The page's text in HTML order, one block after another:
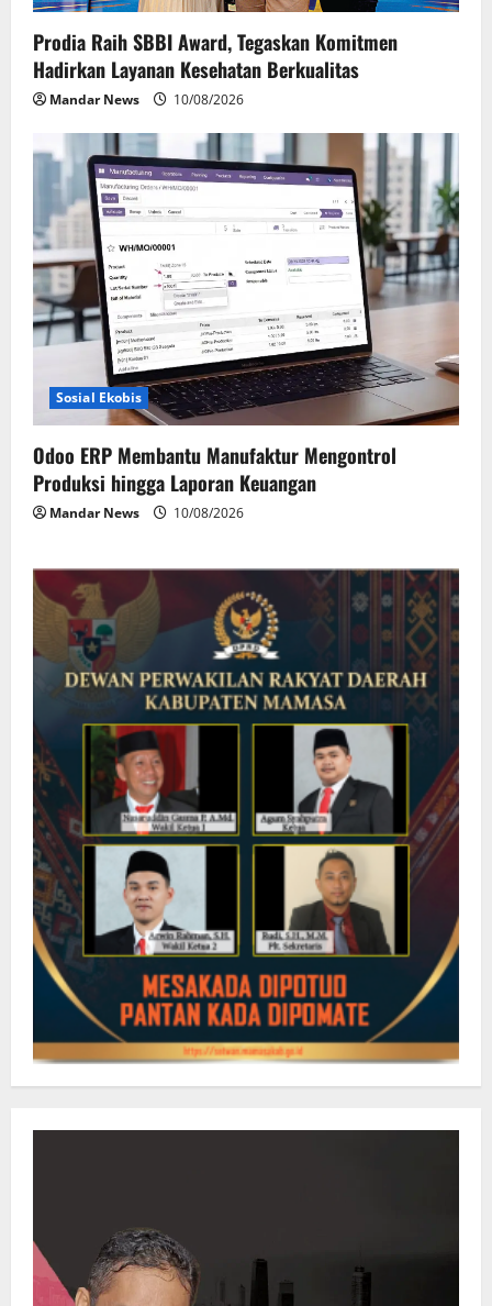
Prodia Raih SBBI Award, Tegaskan Komitmen
Hadirkan Layanan Kesehatan Berkualitas
Mandar News 10/08/2026
Sosial Ekobis
Odoo ERP Membantu Manufaktur Mengontrol
Produksi hingga Laporan Keuangan
Mandar News 10/08/2026